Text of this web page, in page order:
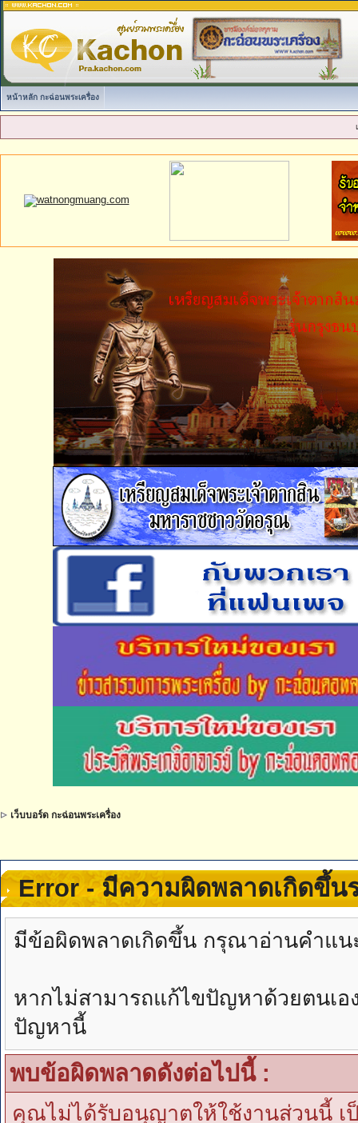
หน้าหลัก กะฉ่อนพระเครื่อง
เว็บบอร์ด กะฉ่อนพระเครื่อง
Error - มีความผิดพลาดเกิดขึ้น
มีข้อผิดพลาดเกิดขึ้น กรุณาอ่านคำแน
หากไม่สามารถแก้ไขปัญหาด้วยตนเ
ปัญหานี้
พบข้อผิดพลาดดังต่อไปนี้ :
คุณไม่ได้รับอนุญาตให้ใช้งานส่วนนี้ เ